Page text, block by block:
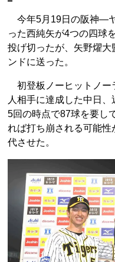
今年5月19日の阪神―
った西純矢が4つの四球
投げ切ったが、矢野燿大
ンドに送った。
初登板ノーヒットノー
人相手に達成した中日
5回の時点で87球を要し
れば打ち崩される可能
代させた。